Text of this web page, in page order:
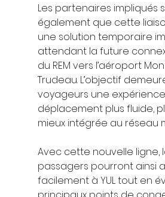
Les partenaires impliqués
également que cette
une solution temporaire
attendant la future
du REM vers l’aéroport
Trudeau. L’objectif
voyageurs une
déplacement plus fluide,
mieux intégrée au réseau
Avec cette nouvelle ligne,
passagers pourront ainsi
facilement à YUL tout en